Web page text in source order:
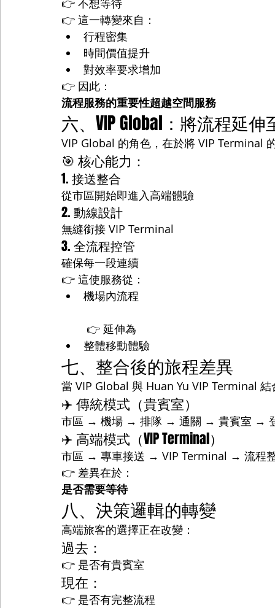
👉 不想等待
👉 這一轉變來自：
行程密集
時間價值提升
對效率要求增加
👉 因此：
流程服務的重要性超越空間服務
六、VIP Global：將流程延
VIP Global 的角色，在於將 VIP Terminal
🎯 核心能力：
1. 接送整合
從市區開始即進入高端體驗
2. 動線設計
無縫銜接 VIP Terminal
3. 全流程控管
確保每一段連續
👉 這使服務從：
機場內流程
👉 延伸為
整體移動體驗
七、整合後的旅程差異
當 VIP Global 與 Huan Yu VIP Terminal 結
✈️ 傳統模式（貴賓室）
市區 → 機場 → 排隊 → 通關 → 貴賓室 →
✈️ 高端模式（VIP Terminal）
市區 → 專車接送 → VIP Terminal → 流程
👉 差異在於：
是否需要等待
八、決策邏輯的轉變
高端旅客的選擇正在改變：
過去：
👉 是否有貴賓室
現在：
👉 是否有完整流程